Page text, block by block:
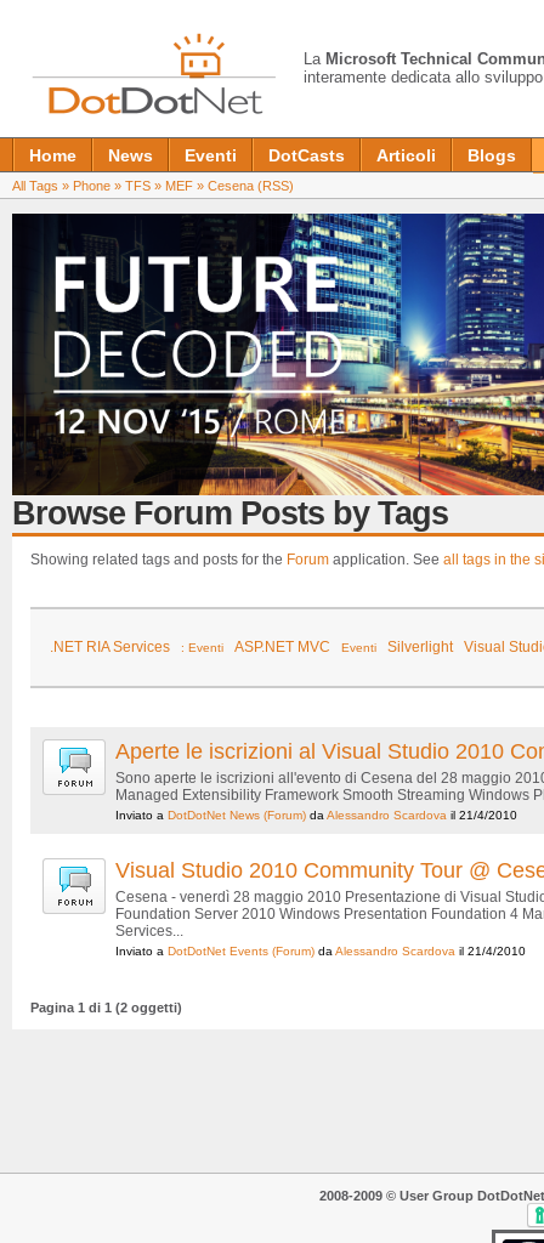
La Microsoft Technical
interamente dedicata allo
Home News Eventi DotCasts Articoli Blogs
All Tags » Phone » TFS » MEF » Cesena (RSS)
Browse Forum Posts by Tags
Showing related tags and posts for the Forum application. See all tags in the
.NET RIA Services : Eventi ASP.NET MVC Eventi Silverlight Visual
Aperte le iscrizioni al Visual Studio 2010
Sono aperte le iscrizioni all'evento di Cesena del 28 maggio
Managed Extensibility Framework Smooth Streaming Windows
Inviato a DotDotNet News (Forum) daAlessandro Scardova il 21/4/2010
Visual Studio 2010 Community Tour @
Cesena - venerdì 28 maggio 2010 Presentazione di Visual
Foundation Server 2010 Windows Presentation Foundation 4
Services...
Inviato a DotDotNet Events (Forum) daAlessandro Scardova il 21/4/2010
Pagina 1 di 1 (2 oggetti)
2008-2009 © User Group